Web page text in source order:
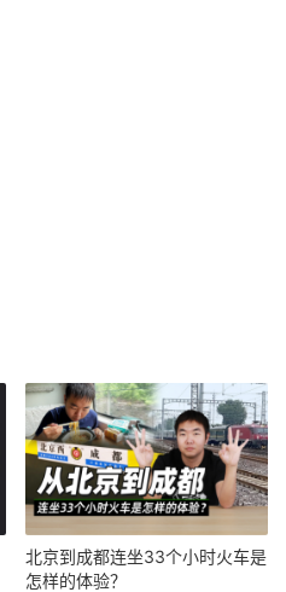
北京到成都连坐33个小时火车是
怎样的体验？